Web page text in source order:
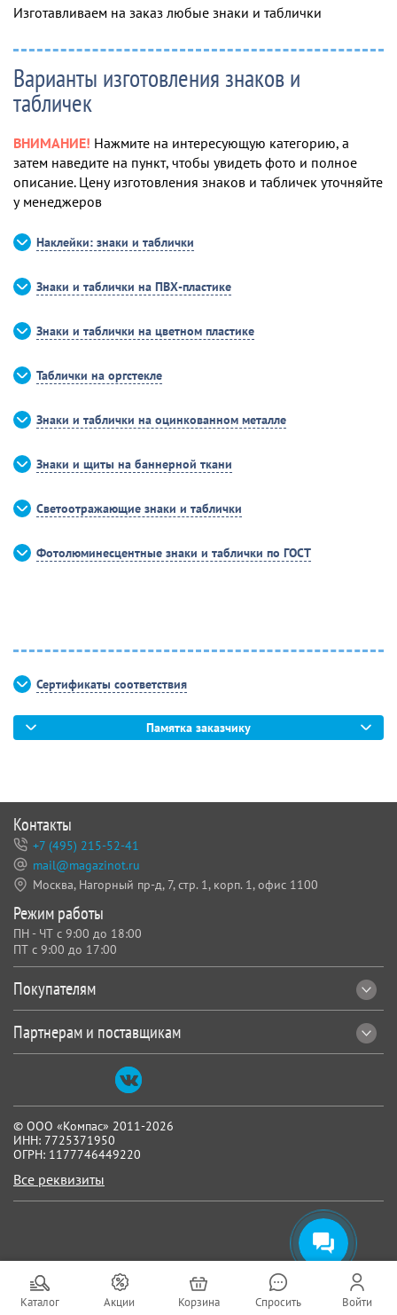
Каталог Акции Корзина Спросить Войти
Изготавливаем на заказ любые знаки и таблички
Варианты изготовления знаков и
табличек
ВНИМАНИЕ! Нажмите на интересующую категорию, а
затем наведите на пункт, чтобы увидеть фото и полное
описание. Цену изготовления знаков и табличек уточняйте
у менеджеров
Наклейки: знаки и таблички
Знаки и таблички на ПВХ-пластике
Знаки и таблички на цветном пластике
Таблички на оргстекле
Знаки и таблички на оцинкованном металле
Знаки и щиты на баннерной ткани
Светоотражающие знаки и таблички
Фотолюминесцентные знаки и таблички по ГОСТ
Сертификаты соответствия
Памятка заказчику
© ООО «Компас» 2011-2026
ИНН: 7725371950
ОГРН: 1177746449220
Все реквизиты
Покупателям
Партнерам и поставщикам
Контакты
+7 (495) 215-52-41
mail@magazinot.ru
Москва, Нагорный пр-д, 7, стр. 1, корп. 1, офис 1100
Режим работы
ПН - ЧТ с 9:00 до 18:00
ПТ с 9:00 до 17:00